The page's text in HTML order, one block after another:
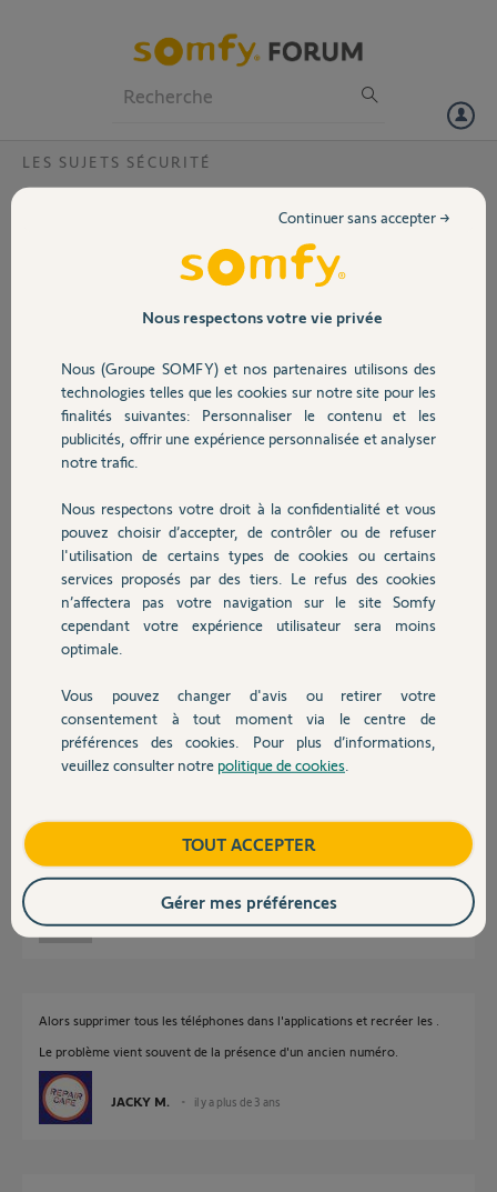
Volet
Sécurité
Domotique
Chauffage
Autres produits
Devis avec un pro
Contact
LES SUJETS SÉCURITÉ
Fonction présence par géolocalisation du
Depuis fin septembre 2022, la fonction presence et desactivation de
l'alarme par géolocalisation de nos smartphones ne fonctionne plus.
Merci d'avance.
MICHEL M.
il y a plus de 3 ans
Participer au fil de discussion
Réponses
Bonsoir Michel
Voir FAQ ci jointe
https://support.somfyprotect.com/hc/fr/sections/201143611...
JACKY M. il y a plus de 3 ans
Merci. Déjà tester mais c'est pareils.
MICHEL M. il y a plus de 3 ans
Alors supprimer tous les téléphones dans l'applications et recréer les .
Le problème vient souvent de la présence d'un ancien numéro.
JACKY M. il y a plus de 3 ans
Nous respectons votre vie privée
Nous (Groupe SOMFY) et nos partenaires utilisons des
technologies telles que les cookies sur notre site pour les
finalités suivantes: Personnaliser le contenu et les
publicités, offrir une expérience personnalisée et analyser
notre trafic.
Nous respectons votre droit à la confidentialité et vous
pouvez choisir d’accepter, de contrôler ou de refuser
l'utilisation de certains types de cookies ou certains
services proposés par des tiers. Le refus des cookies
n’affectera pas votre navigation sur le site Somfy
cependant votre expérience utilisateur sera moins
optimale.
Vous pouvez changer d'avis ou retirer votre
consentement à tout moment via le centre de
préférences des cookies. Pour plus d’informations,
veuillez consulter notre politique de cookies
Continuer sans accepter →
TOUT ACCEPTER
Gérer mes préférences